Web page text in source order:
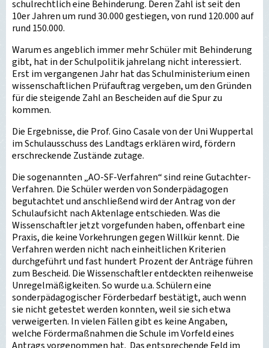
schulrechtlich eine Behinderung. Deren Zahl ist seit den
10er Jahren um rund 30.000 gestiegen, von rund 120.000 auf
rund 150.000.
Warum es angeblich immer mehr Schüler mit Behinderung
gibt, hat in der Schulpolitik jahrelang nicht interessiert.
Erst im vergangenen Jahr hat das Schulministerium einen
wissenschaftlichen Prüfauftrag vergeben, um den Gründen
für die steigende Zahl an Bescheiden auf die Spur zu
kommen.
Die Ergebnisse, die Prof. Gino Casale von der Uni Wuppertal
im Schulausschuss des Landtags erklären wird, fördern
erschreckende Zustände zutage.
Die sogenannten „AO-SF-Verfahren“ sind reine Gutachter-
Verfahren. Die Schüler werden von Sonderpädagogen
begutachtet und anschließend wird der Antrag von der
Schulaufsicht nach Aktenlage entschieden. Was die
Wissenschaftler jetzt vorgefunden haben, offenbart eine
Praxis, die keine Vorkehrungen gegen Willkür kennt. Die
Verfahren werden nicht nach einheitlichen Kriterien
durchgeführt und fast hundert Prozent der Anträge führen
zum Bescheid. Die Wissenschaftler entdeckten reihenweise
Unregelmäßigkeiten. So wurde u.a. Schülern eine
sonderpädagogischer Förderbedarf bestätigt, auch wenn
sie nicht getestet werden konnten, weil sie sich etwa
verweigerten. In vielen Fällen gibt es keine Angaben,
welche Fördermaßnahmen die Schule im Vorfeld eines